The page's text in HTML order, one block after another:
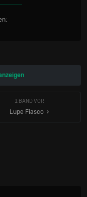
1 BAND VOR
Lupe Fiasco